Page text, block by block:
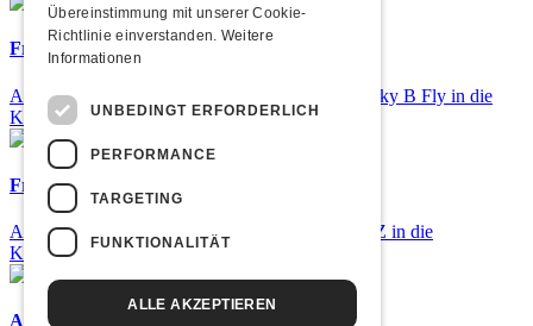
Frisch bestätigt: Nicky B Fly
Am Donnerstag, 05. November 2026 kommt Nicky B Fly in die
Kulturfabrik Kofmehl!
Frisch bestätigt: GZUZ
Am Donnerstag, 29. Oktober 2026 kommt GZUZ in die
Kulturfabrik Kofmehl!
Airbourne - Special Summer Show
Übereinstimmung mit unserer Cookie-
Richtlinie einverstanden. Weitere
Informationen
UNBEDINGT ERFORDERLICH
PERFORMANCE
TARGETING
FUNKTIONALITÄT
ALLE AKZEPTIEREN